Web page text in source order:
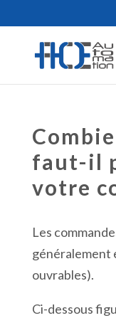
faut-il
votre
Les
généralement
ouvrables).
Ci-dessous